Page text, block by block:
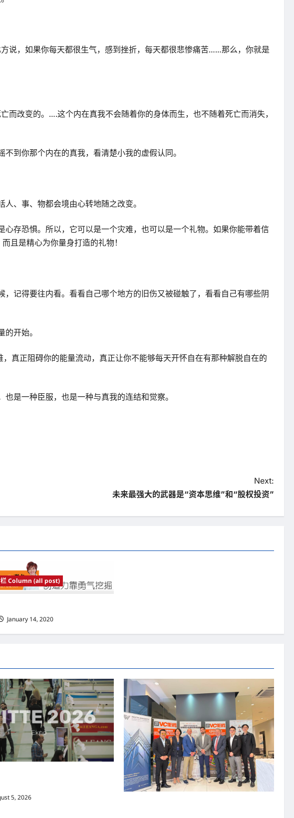
说，如果你每天都很生气，感到挫折，每天都很悲惨痛苦……那么，你就是
改变的。….这个内在真我不会随着你的身体而生，也不随着死亡而消失，
到你那个内在的真我，看清楚小我的虚假认同。
、事、物都会境由心转地随之改变。
存恐惧。所以，它可以是一个灾难，也可以是一个礼物。如果你能带着信
且是精心为你量身打造的礼物！
记得要往内看。看看自己哪个地方的旧伤又被碰触了，看看自己有哪些阴
开始。
真正阻碍你的能量流动，真正让你不能够每天开怀自在有那种解脱自在的
是一种臣服，也是一种与真我的连结和觉察。
Next:
未来最强大的武器是“资本思维”和“股权投资”
Column (all post)
January 14, 2020
5, 2026